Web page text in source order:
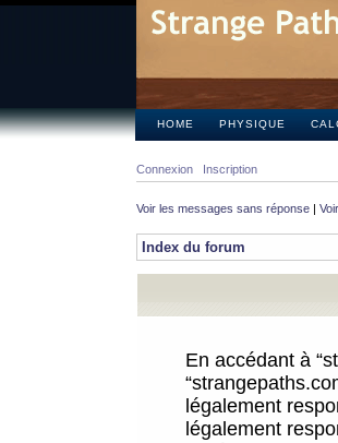
HOME PHYSIQUE
Connexion Inscription
Voir les messages sans réponse |
Index du forum
En accédant à
légalement
légalement